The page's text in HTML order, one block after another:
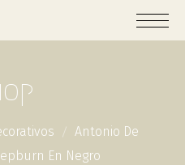
Antonio De
En Negro